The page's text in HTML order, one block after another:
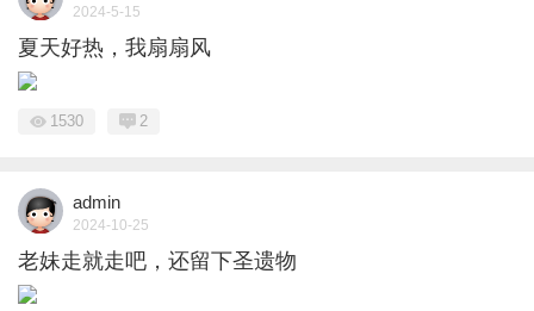
2024-5-15
夏天好热，我扇扇风
1530 2
admin
2024-10-25
老妹走就走吧，还留下圣遗物